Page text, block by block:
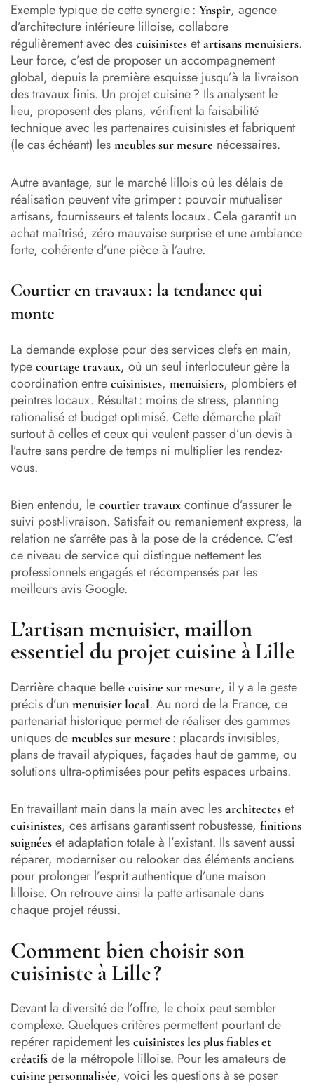
Exemple typique de cette synergie : Ynspir, agence
d’architecture intérieure lilloise, collabore
régulièrement avec des cuisinistes etartisans menuisiers.
Leur force, c’est de proposer un accompagnement
global, depuis la première esquisse jusqu’à la livraison
des travaux finis. Un projet cuisine ? Ils analysent le
lieu, proposent des plans, vérifient la faisabilité
technique avec les partenaires cuisinistes et fabriquent
(le cas échéant) les meubles sur mesure nécessaires.
Autre avantage, sur le marché lillois où les délais de
réalisation peuvent vite grimper : pouvoir mutualiser
artisans, fournisseurs et talents locaux. Cela garantit un
achat maîtrisé, zéro mauvaise surprise et une ambiance
forte, cohérente d’une pièce à l’autre.
Courtier en travaux : la tendance qui
monte
La demande explose pour des services clefs en main,
type courtage travaux, où un seul interlocuteur gère la
coordination entre cuisinistes, menuisiers, plombiers et
peintres locaux. Résultat : moins de stress, planning
rationalisé et budget optimisé. Cette démarche plaît
surtout à celles et ceux qui veulent passer d’un devis à
l’autre sans perdre de temps ni multiplier les rendez-
vous.
Bien entendu, le courtier travaux continue d’assurer le
suivi post-livraison. Satisfait ou remaniement express, la
relation ne s’arrête pas à la pose de la crédence. C’est
ce niveau de service qui distingue nettement les
professionnels engagés et récompensés par les
meilleurs avis Google.
L’artisan menuisier, maillon
essentiel du projet cuisine à Lille
Derrière chaque belle cuisine sur mesure, il y a le geste
précis d’un menuisier local. Au nord de la France, ce
partenariat historique permet de réaliser des gammes
uniques de meubles sur mesure : placards invisibles,
plans de travail atypiques, façades haut de gamme, ou
solutions ultra-optimisées pour petits espaces urbains.
En travaillant main dans la main avec les architectes et
cuisinistes, ces artisans garantissent robustesse, finitions
soignées et adaptation totale à l’existant. Ils savent aussi
réparer, moderniser ou relooker des éléments anciens
pour prolonger l’esprit authentique d’une maison
lilloise. On retrouve ainsi la patte artisanale dans
chaque projet réussi.
Comment bien choisir son
cuisiniste à Lille ?
Devant la diversité de l’offre, le choix peut sembler
complexe. Quelques critères permettent pourtant de
repérer rapidement les cuisinistes les plus fiables et
créatifs de la métropole lilloise. Pour les amateurs de
cuisine personnalisée, voici les questions à se poser